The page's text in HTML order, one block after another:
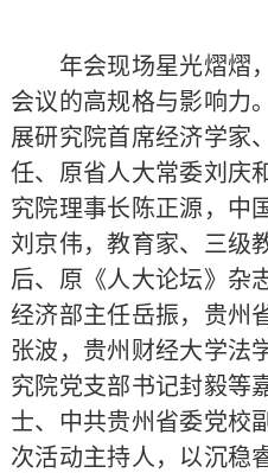
年会现场星光熠熠，
会议的高规格与影响力
展研究院首席经济学家
任、原省人大常委刘庆
究院理事长陈正源，中
刘京伟，教育家、三级
后、原《人大论坛》杂
经济部主任岳振，贵州
张波，贵州财经大学法
究院党支部书记封毅等
士、中共贵州省委党校
次活动主持人，以沉稳